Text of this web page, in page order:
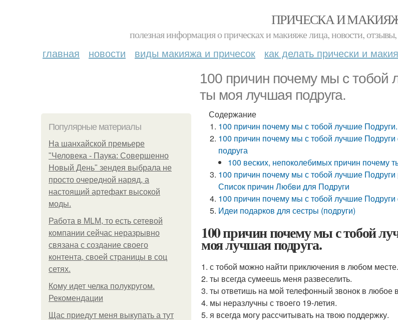
ПРИЧЕСКА И
полезная информация о прическах и макияже лица, новости,
главная новости виды макияжа и причесок как делать прически и
100 причин почему мы с тобой
ты моя лучшая подруга.
Популярные материалы
На шанхайской премьере
"Человека - Паука: Совершенно
Новый День" зендея выбрала не
просто очередной наряд, а
настоящий артефакт высокой
моды.
Работа в MLM, то есть сетевой
компании сейчас неразрывно
связана с создание своего
контента, своей страницы в соц
сетях.
Кому идет челка полукругом.
Рекомендации
Щас приедут меня выкупать а тут
Содержание
100 причин почему мы с тобой лучшие
100 причин почему мы с тобой лучшие
подруга
100 веских, непоколебимых причин почему
100 причин почему мы с тобой лучшие Подруги
Список причин Любви для Подруги
100 причин почему мы с тобой лучшие Подруги
Идеи подарков для сестры (подруги)
100 причин почему мы с тобой
моя лучшая подруга.
1. с тобой можно найти приключения в любом месте.
2. ты всегда сумеешь меня развеселить.
3. ты ответишь на мой телефонный звонок в любое
4. мы неразлучны с твоего 19-летия.
5. я всегда могу рассчитывать на твою поддержку.